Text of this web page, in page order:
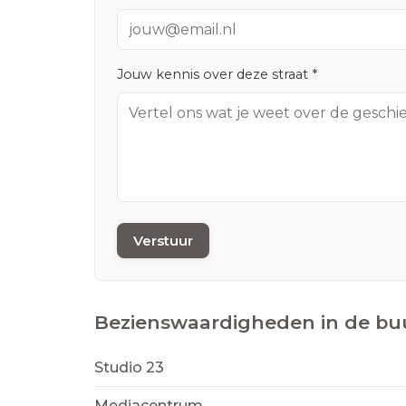
Jouw kennis over deze straat *
Verstuur
Bezienswaardigheden in de
Studio 23